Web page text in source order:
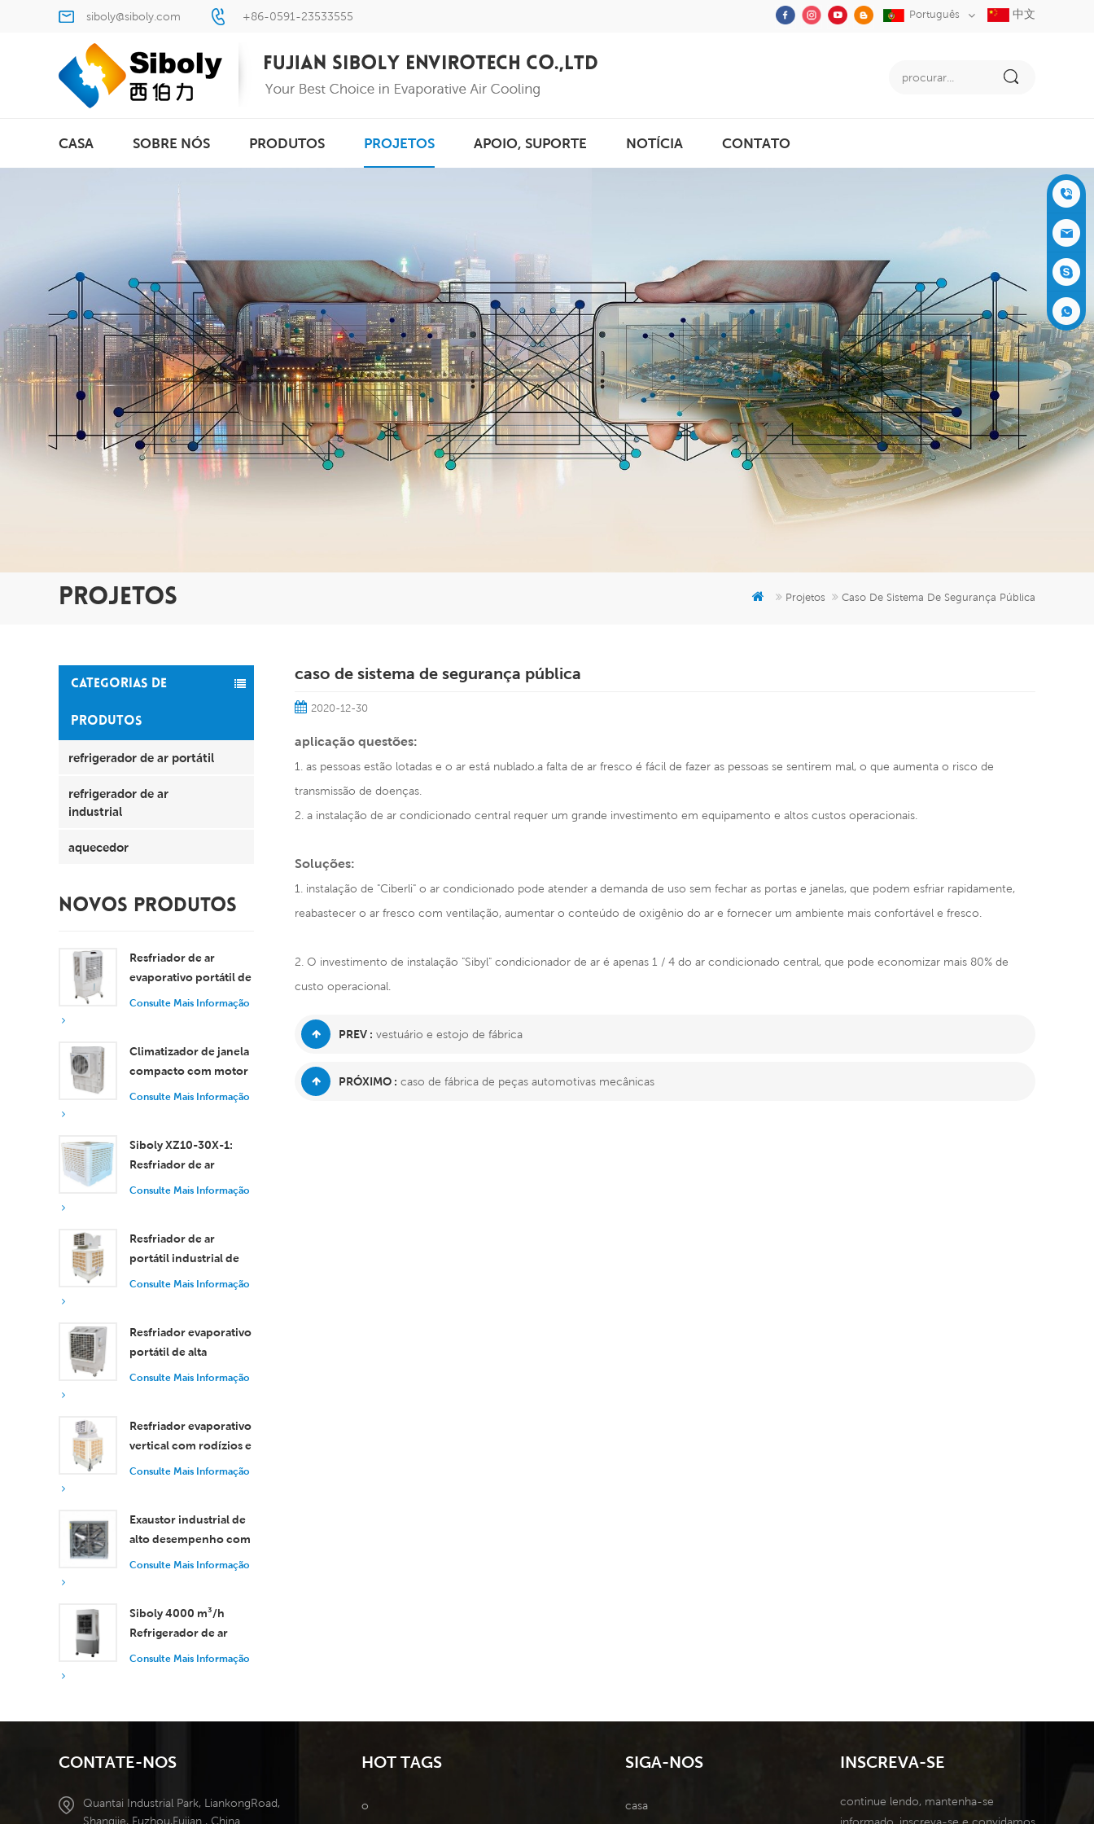
siboly@siboly.com +86-0591-23533555 Português 中文
CASA SOBRE NÓS PRODUTOS PROJETOS APOIO, SUPORTE NOTÍCIA CONTATO
PROJETOS Projetos Caso De Sistema De Segurança Pública
caso de sistema de segurança pública
2020-12-30
aplicação questões:
1. as pessoas estão lotadas e o ar está nublado.a falta de ar fresco é fácil de fazer as pessoas se sentirem mal, o que aumenta o risco de
transmissão de doenças.
2. a instalação de ar condicionado central requer um grande investimento em equipamento e altos custos operacionais.
Soluções:
1. instalação de "Ciberli" o ar condicionado pode atender a demanda de uso sem fechar as portas e janelas, que podem esfriar rapidamente,
reabastecer o ar fresco com ventilação, aumentar o conteúdo de oxigênio do ar e fornecer um ambiente mais confortável e fresco.
2. O investimento de instalação "Sibyl" condicionador de ar é apenas 1 / 4 do ar condicionado central, que pode economizar mais 80% de
custo operacional.
PREV : vestuário e estojo de fábrica
PRÓXIMO : caso de fábrica de peças automotivas mecânicas
CATEGORIAS DE
PRODUTOS
refrigerador de ar portátil
refrigerador de ar
industrial
aquecedor
NOVOS PRODUTOS
Resfriador de ar
evaporativo portátil de
8000 m³/h com
Consulte Mais Informação
Climatizador de janela
compacto com motor
axial, resfriamento
médios.
Consulte Mais Informação
Siboly XZ10-30X-1:
Resfriador de ar
evaporativo industrial
Consulte Mais Informação
Resfriador de ar
portátil industrial de
18.000 m³/h com
grandes espaços.
Consulte Mais Informação
Resfriador evaporativo
portátil de alta
eficiência com
remoto.
Consulte Mais Informação
Resfriador evaporativo
vertical com rodízios e
controle remoto, com
Consulte Mais Informação
Exaustor industrial de
alto desempenho com
vazão de ar de 37.000
Consulte Mais Informação
Siboly 4000 m³/h
Refrigerador de ar
industrial portátil 50L
Consulte Mais Informação
CONTATE-NOS
Quantai Industrial Park, LiankongRoad,
Shangjie, Fuzhou,Fujian , China
HOT TAGS
o
SIGA-NOS
casa
INSCREVA-SE
continue lendo, mantenha-se
informado, inscreva-se e convidamos
+86-05
91-2353
3555
siboly@s
iboly.co
m
evaporat
ive-cool
er
+861537
5951777